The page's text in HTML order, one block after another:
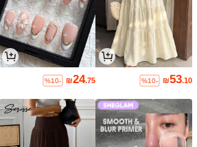
₪53.10
%10-
₪24.75
%10-